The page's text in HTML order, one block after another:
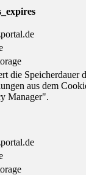
die Speicherdauer
aus dem
Manager".